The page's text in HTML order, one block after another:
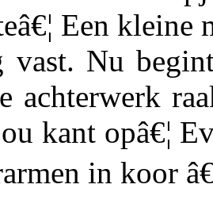
Een kleine
vast. Nu
achterwerk
kant opâ€¦
in koor